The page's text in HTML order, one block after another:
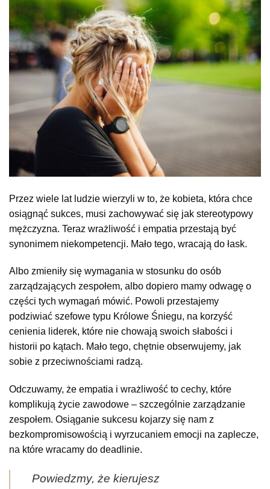
Przez wiele lat ludzie wierzyli w to, że kobieta, która chce
osiągnąć sukces, musi zachowywać się jak stereotypowy
mężczyzna. Teraz wrażliwość i empatia przestają być
synonimem niekompetencji. Mało tego, wracają do łask.
Albo zmieniły się wymagania w stosunku do osób
zarządzających zespołem, albo dopiero mamy odwagę o
części tych wymagań mówić. Powoli przestajemy
podziwiać szefowe typu Królowe Śniegu, na korzyść
cenienia liderek, które nie chowają swoich słabości i
historii po kątach. Mało tego, chętnie obserwujemy, jak
sobie z przeciwnościami radzą.
Odczuwamy, że empatia i wrażliwość to cechy, które
komplikują życie zawodowe – szczególnie zarządzanie
zespołem. Osiąganie sukcesu kojarzy się nam z
bezkompromisowością i wyrzucaniem emocji na zaplecze,
na które wracamy do deadlinie.
Powiedzmy, że kierujesz